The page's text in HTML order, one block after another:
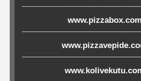
Tepsi
Altlıkları
&
Amerikan